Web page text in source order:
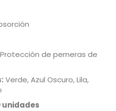
Protección de perneras de
Verde, Azul Oscuro, Lila,
unidades